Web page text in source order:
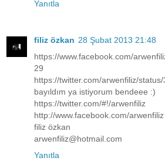
Yanıtla
filiz özkan 28 Şubat 2013 21:48
https://www.facebook.com/
29
https://twitter.com/arwenfiliz/
bayıldım ya istiyorum bendeee :)
https://twitter.com/#!/arwenfiliz
http://www.facebook.com/arwenfiliz
filiz özkan
arwenfiliz@hotmail.com
Yanıtla